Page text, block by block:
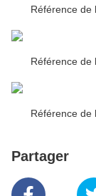
Référence de
Référence de
Référence de
Partager